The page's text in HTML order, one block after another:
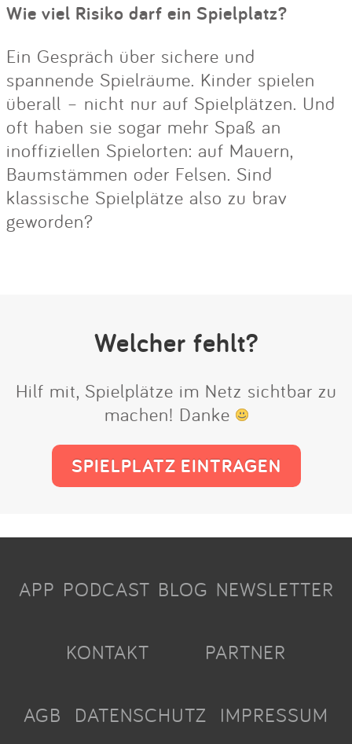
Wie viel Risiko darf ein Spielplatz?
Ein Gespräch über sichere und
spannende Spielräume. Kinder spielen
überall – nicht nur auf Spielplätzen. Und
oft haben sie sogar mehr Spaß an
inoffiziellen Spielorten: auf Mauern,
Baumstämmen oder Felsen. Sind
klassische Spielplätze also zu brav
geworden?
Welcher fehlt?
Hilf mit, Spielplätze im Netz sichtbar zu
machen! Danke
SPIELPLATZ EINTRAGEN
APP PODCAST BLOG NEWSLETTER
KONTAKT PARTNER
AGB DATENSCHUTZ IMPRESSUM